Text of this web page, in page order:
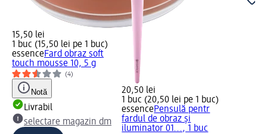
15,50 lei
1 buc (15,50 lei pe 1 buc)
essenceFard obraz soft
touch mousse 10, 5 g
(4)
Notă
Livrabil
selectare magazin dm
20,50 lei
1 buc (20,50 lei pe 1 buc)
essencePensulă pentr
fardul de obraz și
iluminator 01..., 1 buc